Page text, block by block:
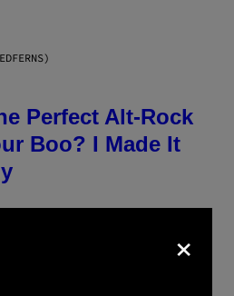
Perfect Alt-Rock
Boo? I Made It
×